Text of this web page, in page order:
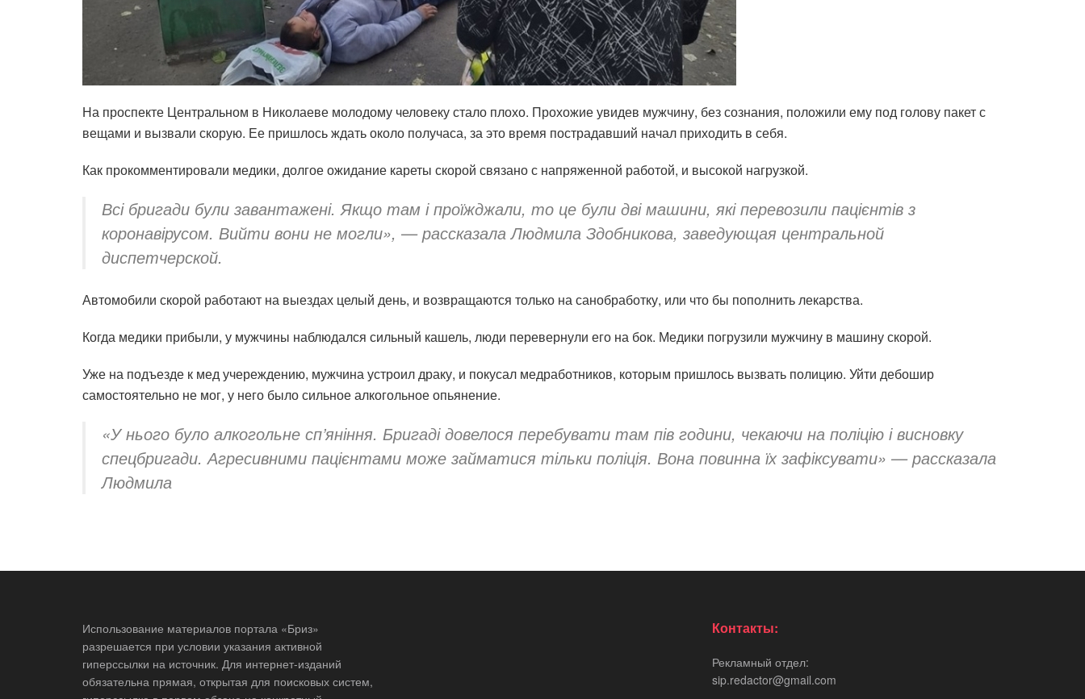
На проспекте Центральном в Николаеве молодому человеку стало плохо. Прохожие увидев мужчину, без сознания, положили ему под голову пакет с
вещами и вызвали скорую. Ее пришлось ждать около получаса, за это время пострадавший начал приходить в себя.
Как прокомментировали медики, долгое ожидание кареты скорой связано с напряженной работой, и высокой нагрузкой.
Всі бригади були завантажені. Якщо там і проїжджали, то це були дві машини, які перевозили пацієнтів з
коронавірусом. Вийти вони не могли», — рассказала Людмила Здобникова, заведующая центральной
диспетчерской.
Автомобили скорой работают на выездах целый день, и возвращаются только на санобработку, или что бы пополнить лекарства.
Когда медики прибыли, у мужчины наблюдался сильный кашель, люди перевернули его на бок. Медики погрузили мужчину в машину скорой.
Уже на подъезде к мед учереждению, мужчина устроил драку, и покусал медработников, которым пришлось вызвать полицию. Уйти дебошир
самостоятельно не мог, у него было сильное алкогольное опьянение.
«У нього було алкогольне сп’яніння. Бригаді довелося перебувати там пів години, чекаючи на поліцію і висновку
спецбригади. Агресивними пацієнтами може займатися тільки поліція. Вона повинна їх зафіксувати» — рассказала
Людмила
Использование материалов портала «Бриз»
разрешается при условии указания активной
гиперссылки на источник. Для интернет-изданий
обязательна прямая, открытая для поисковых систем,
Контакты:
Рекламный отдел:
sip.redactor@gmail.com